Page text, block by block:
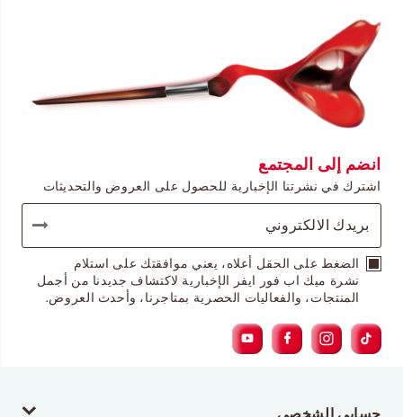
انضم إلى المجتمع
اشترك في نشرتنا الإخبارية للحصول على العروض والتحديثات
الضغط على الحقل أعلاه، يعني موافقتك على استلام
نشرة ميك اب فور ايفر الإخبارية لاكتشاف جديدنا من أجمل
المنتجات، والفعاليات الحصرية بمتاجرنا، وأحدث العروض.